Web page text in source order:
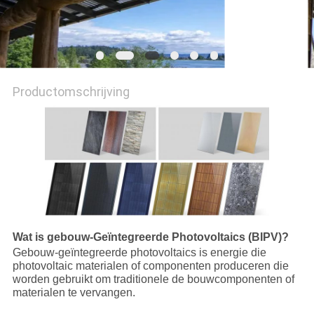
Productomschrijving
Wat is gebouw-Geïntegreerde Photovoltaics (BIPV)?
Gebouw-geïntegreerde photovoltaics is energie die
photovoltaic materialen of componenten produceren die
worden gebruikt om traditionele de bouwcomponenten of
materialen te vervangen.